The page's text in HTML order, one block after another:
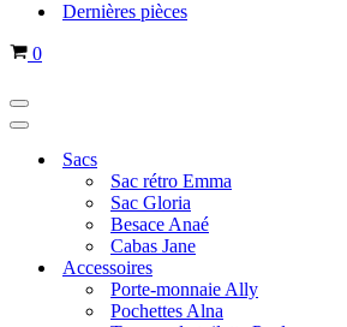
Dernières pièces
Panier
0
Menu
de
Menu
navigation
Sacs
Sac rétro Emma
Sac Gloria
Besace Anaé
Cabas Jane
Accessoires
Porte-monnaie Ally
Pochettes Alna